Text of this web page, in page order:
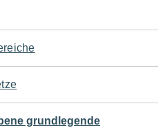
grundlegende